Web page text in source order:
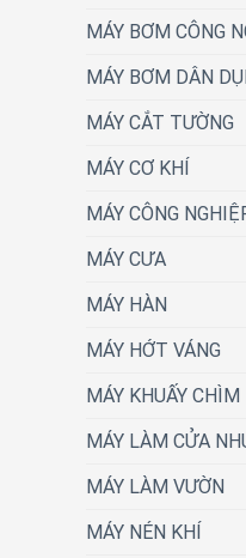
MÁY BƠM CÔNG
MÁY BƠM DÂN
MÁY CẮT TƯỜNG
MÁY CƠ KHÍ
MÁY CÔNG
MÁY CƯA
MÁY HÀN
MÁY HỚT VÁNG
MÁY KHUẤY CHÌM
MÁY LÀM CỬA
MÁY LÀM VƯỜN
MÁY NÉN KHÍ